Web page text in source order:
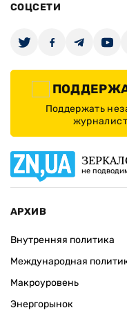
СОЦСЕТИ
Поддержать
не
АРХИВ
Внутренняя политика
Международная
Макроуровень
Энергорынок